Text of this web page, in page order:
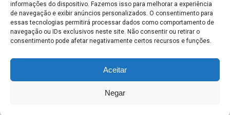
informações do dispositivo. Fazemos isso para melhorar a experiência
de navegação e exibir anúncios personalizados. O consentimento para
essas tecnologias permitirá processar dados como comportamento de
navegação ou IDs exclusivos neste site. Não consentir ou retirar o
consentimento pode afetar negativamente certos recursos e funções.
Aceitar
Negar
A ciência da musculação
Agosto 17, 2011
Escola FitnessCopyright © 2026.